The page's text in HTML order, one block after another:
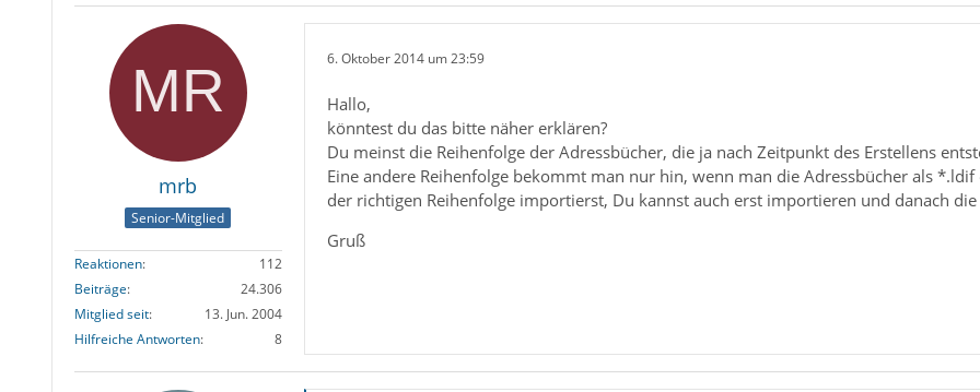
mrb
Senior-Mitglied
Reaktionen
112
Beiträge
24.306
Mitglied seit
13. Jun. 2004
Hilfreiche Antworten
8
6. Oktober 2014 um 23:59
Hallo,
könntest du das bitte näher erklären?
Du meinst die Reihenfolge der Adressbücher, die ja nach Zeitpunkt des Erstellens
Eine andere Reihenfolge bekommt man nur hin, wenn man die Adressbücher als
der richtigen Reihenfolge importierst, Du kannst auch erst importieren und danach
Gruß